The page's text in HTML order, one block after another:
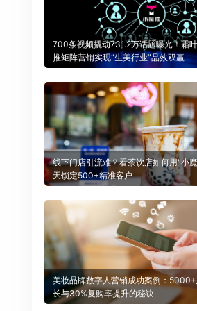
700条视频撬动731.2万话题曝光！霜
推矩阵营销实现“生美行业”品效双赢
线下门店引流难？看茶饮店如何用"小
天锁定500+精准客户
美妆品牌数字人营销成功案例：
长与30%复购率提升的秘诀